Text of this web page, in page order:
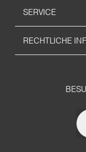
SERVICE
RECHTLICHE